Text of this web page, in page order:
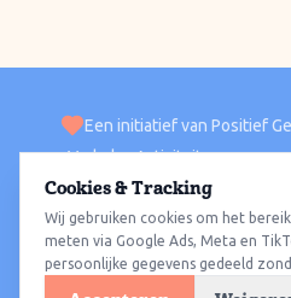
Een initiatief van Positief
VerhalenActiviteiten
ACTIVITEITEN
Alle wijkenAlmere HavenAlmere
Almere HoutAlmere Oosterwold
Cookies & Tracking
Wij gebruiken cookies om het
meten via Google Ads, Meta en
persoonlijke gegevens gedeeld